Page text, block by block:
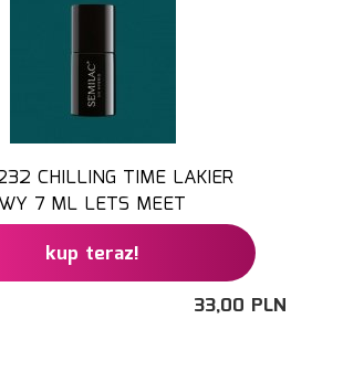
CHILLING TIME LAKIER
7 ML LETS MEET
kup teraz!
33,00 PLN